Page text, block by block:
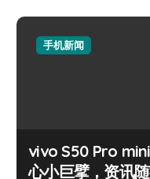
手机新闻
vivo S50 Pro
心小巨擘，资讯随